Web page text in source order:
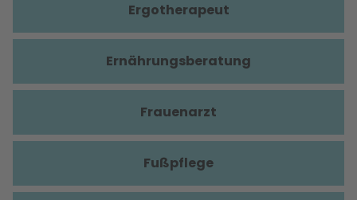
Ergotherapeut
Ernährungsberatung
Frauenarzt
Fußpflege